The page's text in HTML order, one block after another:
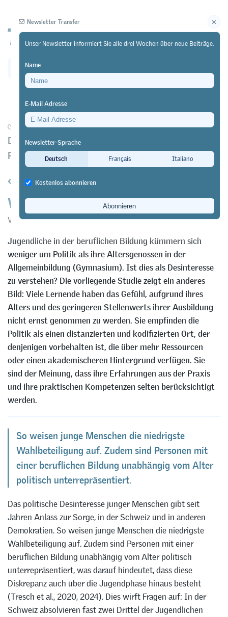
23/02/26 Forschung https://doi.org/10.64829/14895
Die Sicht von Lernenden in der Romandie auf die
Politik
«Demokratie ist nichts für mich» –
Wirklich?
Vanessa Juarez-Bernaldez&Christian Staerklé
Jugendliche in der beruflichen Bildung kümmern sich
weniger um Politik als ihre Altersgenossen in der
Allgemeinbildung (Gymnasium). Ist dies als Desinteresse
zu verstehen? Die vorliegende Studie zeigt ein anderes
Bild: Viele Lernende haben das Gefühl, aufgrund ihres
Alters und des geringeren Stellenwerts ihrer Ausbildung
nicht ernst genommen zu werden. Sie empfinden die
Politik als einen distanzierten und kodifizierten Ort, der
denjenigen vorbehalten ist, die über mehr Ressourcen
oder einen akademischeren Hintergrund verfügen. Sie
sind der Meinung, dass ihre Erfahrungen aus der Praxis
und ihre praktischen Kompetenzen selten berücksichtigt
werden.
So weisen junge Menschen die niedrigste
Wahlbeteiligung auf. Zudem sind Personen mit
einer beruflichen Bildung unabhängig vom Alter
politisch unterrepräsentiert.
Das politische Desinteresse junger Menschen gibt seit
Jahren Anlass zur Sorge, in der Schweiz und in anderen
Demokratien. So weisen junge Menschen die niedrigste
Wahlbeteiligung auf. Zudem sind Personen mit einer
beruflichen Bildung unabhängig vom Alter politisch
unterrepräsentiert, was darauf hindeutet, dass diese
Diskrepanz auch über die Jugendphase hinaus besteht
(Tresch et al., 2020, 2024). Dies wirft Fragen auf: In der
Schweiz absolvieren fast zwei Drittel der Jugendlichen
Newsletter Transfer
Unser Newsletter informiert Sie alle drei Wochen über neue Beiträge.
Name
E-Mail Adresse
Newsletter-Sprache
Deutsch
Français Italiano
Kostenlos abonnieren